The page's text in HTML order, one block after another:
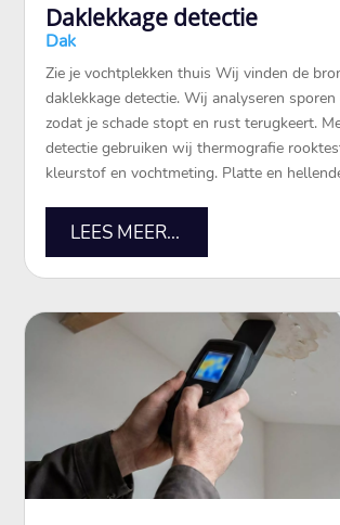
Daklekkage detectie
Dak
Zie je vochtplekken thuis Wij vinden de
daklekkage detectie.​ Wij analyseren
zodat je schade stopt en rust terugkeert.​
detectie gebruiken wij thermografie
kleurstof en vochtmeting.​ Platte en
LEES MEER...